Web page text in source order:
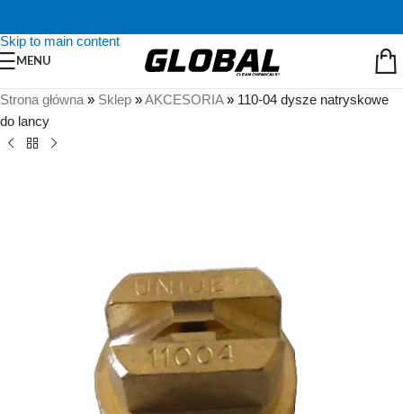
Skip to main content
MENU
Strona główna » Sklep »AKCESORIA» 110-04 dysze natryskowe
do lancy